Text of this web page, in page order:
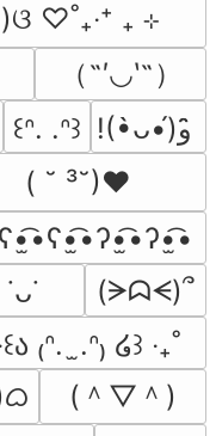
♡˚₊‧⁺ ₊ ⊹
（˶′◡‵˶）
꒰ᐢ. .ᐢ꒱
( ˘ ³˘)♥
˙ᴗ˙
(ᗒᗣᗕ)՞
₍ᐢ.  ̫.ᐢ₎ ໒꒱ ‧₊˚
(＾▽＾)